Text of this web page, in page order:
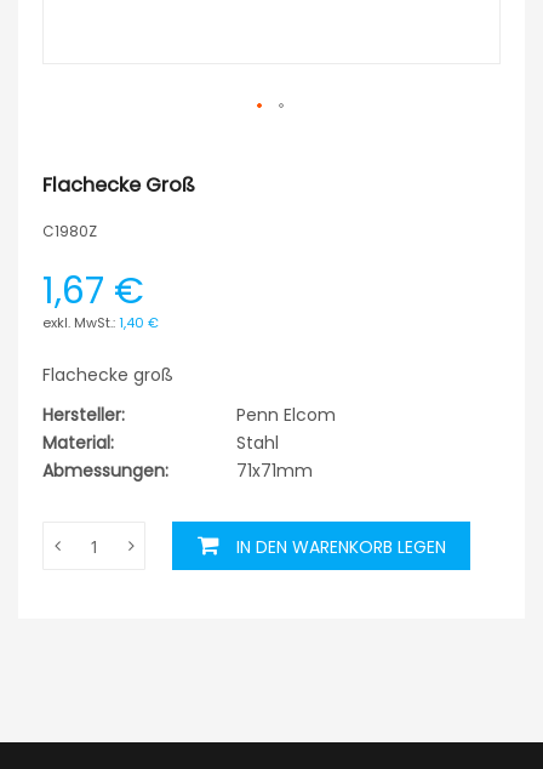
Flachecke Groß
C1980Z
1,67 €
1,40 €
Flachecke groß
Hersteller:
Penn Elcom
Material:
Stahl
Abmessungen:
71x71mm
IN DEN WARENKORB LEGEN